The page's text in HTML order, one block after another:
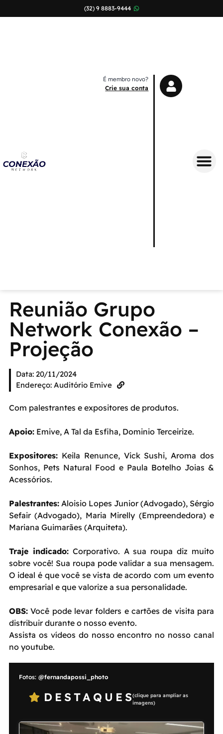
(32) 9 8883-9444
É membro novo?
Crie sua conta
Reunião Grupo
Network Conexão –
Projeção
Data: 20/11/2024
Endereço: Auditório Emive
Com palestrantes e expositores de produtos.
Apoio:Emive, A Tal da Esfiha, Dominio Terceirize.
Expositores:Keila Renunce, Vick Sushi, Aroma dos
Sonhos, Pets Natural Food e Paula Botelho Joias &
Acessórios.
Palestrantes:Aloisio Lopes Junior (Advogado), Sérgio
Sefair (Advogado), Maria Mirelly (Empreendedora) e
Mariana Guimarães (Arquiteta).
Traje indicado:Corporativo. A sua roupa diz muito
sobre você! Sua roupa pode validar a sua mensagem.
O ideal é que você se vista de acordo com um evento
empresarial e que valorize a sua personalidade.
OBS:Você pode levar folders e cartões de visita para
distribuir durante o nosso evento.
Assista os vídeos do nosso encontro no nosso canal
no youtube.
Fotos: @fernandapossi_photo
DESTAQUES(clique para ampliar as
imagens)